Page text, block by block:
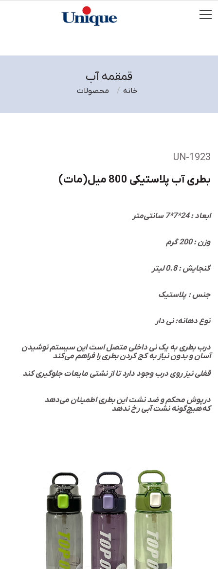
قمقمه آب
محصولات خانه
UN-1923
بطری آب پلاستیکی 800 میل(مات)
ابعاد : 24*7*7 سانتی‌متر
وزن : 200 گرم
گنجایش : 0.8 لیتر
جنس : پلاستیک
نوع دهانه: نی دار
آسان و بدون نیاز به کج کردن بطری را فراهم می‌کند
قفلی نیز روی درب وجود دارد تا از نشتی مایعات جلوگیری کند
که هیچ‌گونه نشت آبی رخ ندهد